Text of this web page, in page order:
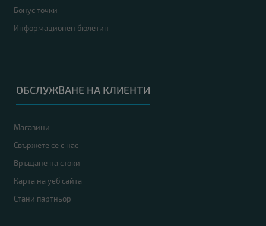
Бонус точки
Информационен бюлетин
ОБСЛУЖВАНЕ НА КЛИЕНТИ
Магазини
Свържете се с нас
Връщане на стоки
Карта на уеб сайта
Стани партньор